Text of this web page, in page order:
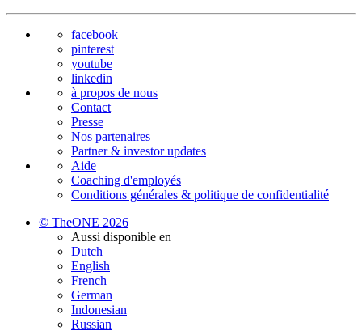
facebook
pinterest
youtube
linkedin
à propos de nous
Contact
Presse
Nos partenaires
Partner & investor updates
Aide
Coaching d'employés
Conditions générales & politique de confidentialité
© TheONE 2026
Aussi disponible en
Dutch
English
French
German
Indonesian
Russian